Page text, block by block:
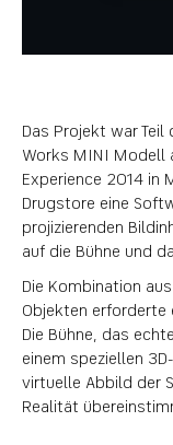
Das Projekt war
Works MINI Modell
Experience 2014 in
Drugstore eine
projizierenden
auf die Bühne und
Die Kombination
Objekten erforderte
Die Bühne, das
einem speziellen
virtuelle Abbild der
Realität